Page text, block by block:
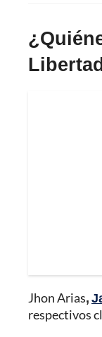
Jhon Arias,
respectivos